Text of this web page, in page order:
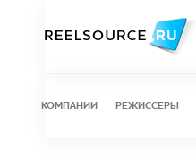
КОМПАНИИ РЕЖИССЕРЫ